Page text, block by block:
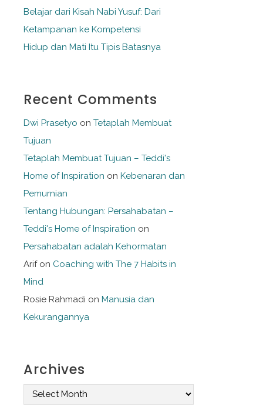
Belajar dari Kisah Nabi Yusuf: Dari
Ketampanan ke Kompetensi
Hidup dan Mati Itu Tipis Batasnya
Recent Comments
Dwi Prasetyo on Tetaplah Membuat
Tujuan
Tetaplah Membuat Tujuan – Teddi's
Home of Inspiration on Kebenaran dan
Pemurnian
Tentang Hubungan: Persahabatan –
Teddi's Home of Inspiration on
Persahabatan adalah Kehormatan
Arifon Coaching with The 7 Habits in
Mind
Rosie Rahmadi on Manusia dan
Kekurangannya
Archives